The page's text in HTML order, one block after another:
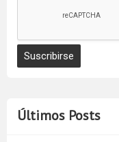
Últimos Posts